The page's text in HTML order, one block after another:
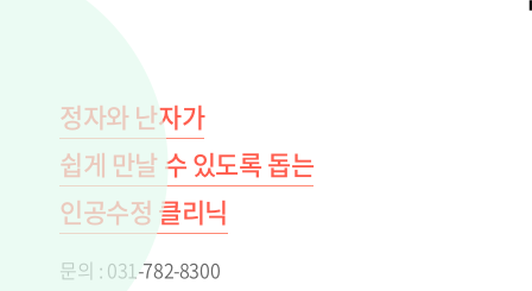
정자와 난자가
쉽게 만날 수 있도록 돕는
인공수정 클리닉
문의 : 031-782-8300